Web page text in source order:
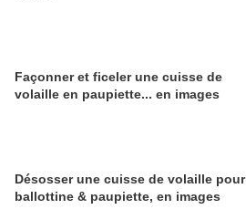
Façonner et ficeler une cuisse de
volaille en paupiette... en images
Désosser une cuisse de volaille pour
ballottine & paupiette, en images